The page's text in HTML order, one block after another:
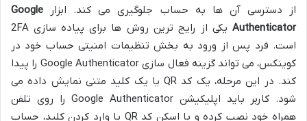
از دسترسی آن ها به حساب جلوگیری می کند. ابزار Google
Authenticator
یکی از رایج ترین روش ها برای پیاده سازی 2FA
است. فرد پس از ورود به بخش تنظیمات امنیتی حساب خود در
کوینکس، می تواند گزینه فعال سازی Google Authenticator را پیدا
کند. در این مرحله، یک کد QR یا یک کلید متنی نمایش داده می
شود. کاربر باید اپلیکیشن Google Authenticator را روی تلفن
همراه خود نصب کرده و با اسکن کد QR یا وارد کردن کلید، حساب